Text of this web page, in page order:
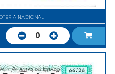
NACIONAL
0